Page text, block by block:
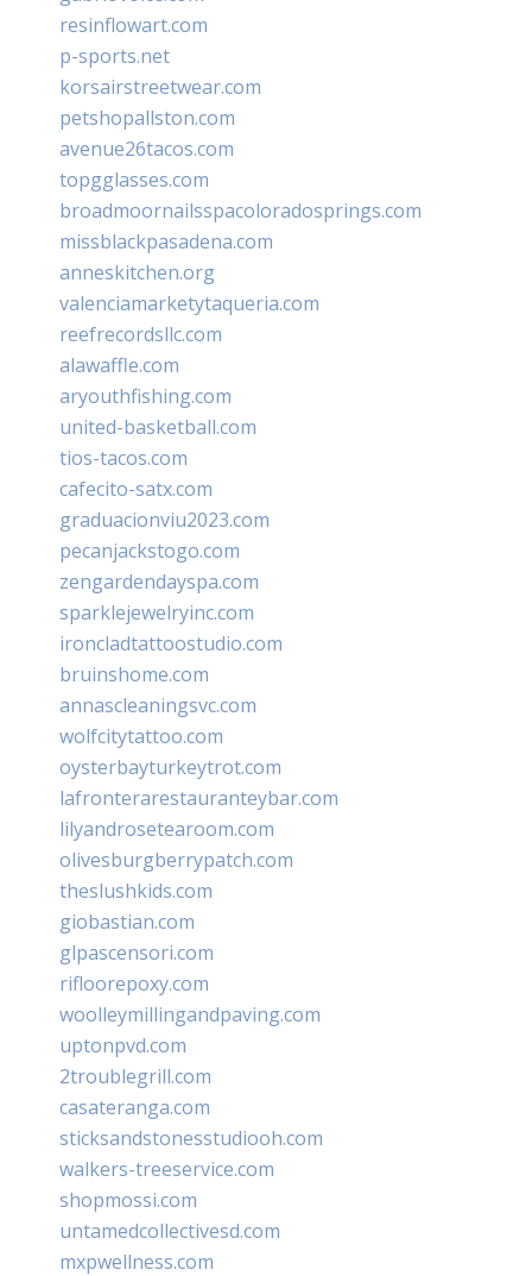
resinflowart.com
p-sports.net
korsairstreetwear.com
petshopallston.com
avenue26tacos.com
topgglasses.com
broadmoornailsspacoloradosprings.com
missblackpasadena.com
anneskitchen.org
valenciamarketytaqueria.com
reefrecordsllc.com
alawaffle.com
aryouthfishing.com
united-basketball.com
tios-tacos.com
cafecito-satx.com
graduacionviu2023.com
pecanjackstogo.com
zengardendayspa.com
sparklejewelryinc.com
ironcladtattoostudio.com
bruinshome.com
annascleaningsvc.com
wolfcitytattoo.com
oysterbayturkeytrot.com
lafronterarestauranteybar.com
lilyandrosetearoom.com
olivesburgberrypatch.com
theslushkids.com
giobastian.com
glpascensori.com
rifloorepoxy.com
woolleymillingandpaving.com
uptonpvd.com
2troublegrill.com
casateranga.com
sticksandstonesstudiooh.com
walkers-treeservice.com
shopmossi.com
untamedcollectivesd.com
mxpwellness.com